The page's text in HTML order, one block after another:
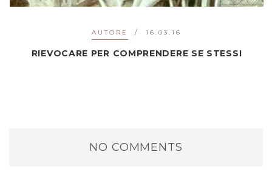
AUTORE 16.03.16
RIEVOCARE PER COMPRENDERE SE STESSI
NO COMMENTS